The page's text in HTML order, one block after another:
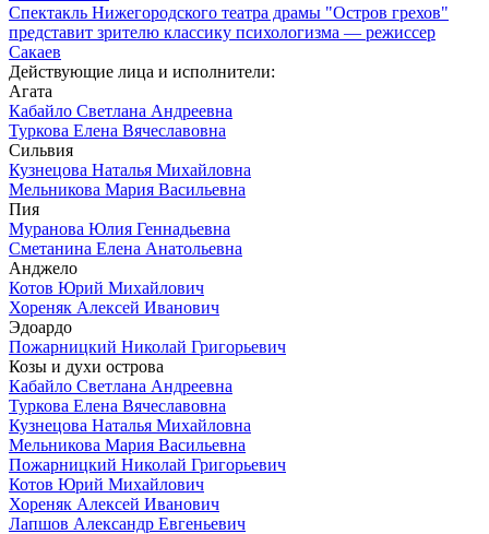
Спектакль Нижегородского театра драмы "Остров грехов"
представит зрителю классику психологизма — режиссер
Сакаев
Действующие лица и исполнители:
Агата
Кабайло Светлана Андреевна
Туркова Елена Вячеславовна
Сильвия
Кузнецова Наталья Михайловна
Мельникова Мария Васильевна
Пия
Муранова Юлия Геннадьевна
Сметанина Елена Анатольевна
Анджело
Котов Юрий Михайлович
Хореняк Алексей Иванович
Эдоардо
Пожарницкий Николай Григорьевич
Козы и духи острова
Кабайло Светлана Андреевна
Туркова Елена Вячеславовна
Кузнецова Наталья Михайловна
Мельникова Мария Васильевна
Пожарницкий Николай Григорьевич
Котов Юрий Михайлович
Хореняк Алексей Иванович
Лапшов Александр Евгеньевич